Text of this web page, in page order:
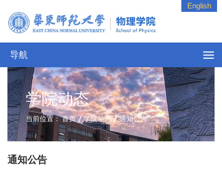
English
导航
学院动态
当前位置：首页 学院动态 通知公告
通知公告